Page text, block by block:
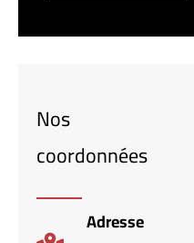
Nos
coordonnées
Adresse